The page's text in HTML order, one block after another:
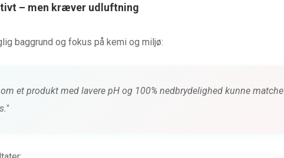
– men kræver udluftning
baggrund og fokus på kemi og miljø:
et produkt med lavere pH og 100% nedbrydelighed kunne matche